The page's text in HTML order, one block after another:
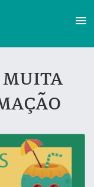
muita